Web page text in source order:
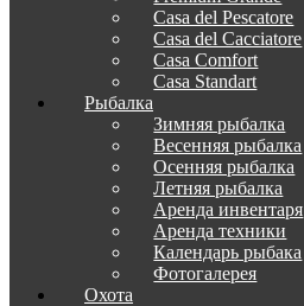
Casa del Pescatore
Casa del Cacсiatore
Casa Comfort
Casa Standart
Рыбалка
Зимняя рыбалка
Весенняя рыбалка
Осенняя рыбалка
Летняя рыбалка
Аренда инвентаря
Аренда техники
Календарь рыбака
Фотогалерея
Охота